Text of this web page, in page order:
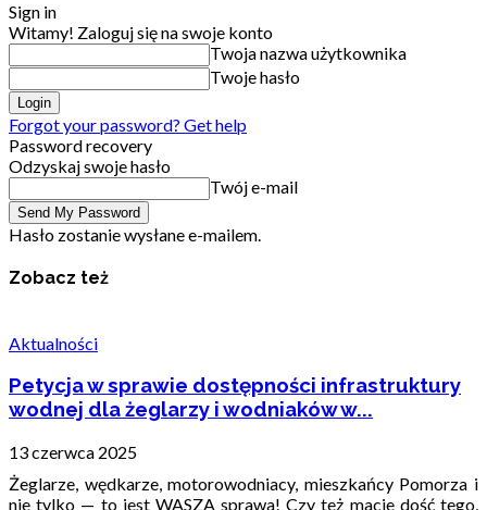
Sign in
Witamy! Zaloguj się na swoje konto
Twoja nazwa użytkownika
Twoje hasło
Forgot your password? Get help
Password recovery
Odzyskaj swoje hasło
Twój e-mail
Hasło zostanie wysłane e-mailem.
Zobacz też
Aktualności
Petycja w sprawie dostępności infrastruktury
wodnej dla żeglarzy i wodniaków w...
13 czerwca 2025
Żeglarze, wędkarze, motorowodniacy, mieszkańcy Pomorza i
nie tylko — to jest WASZA sprawa! Czy też macie dość tego,